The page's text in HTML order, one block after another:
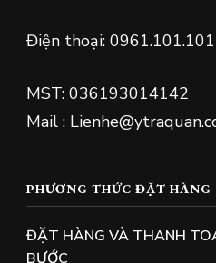
Điện thoại:
MST: 036193014142
Mail :
PHƯƠNG THỨC ĐẶT HÀNG
ĐẶT HÀNG VÀ THANH
BƯỚC